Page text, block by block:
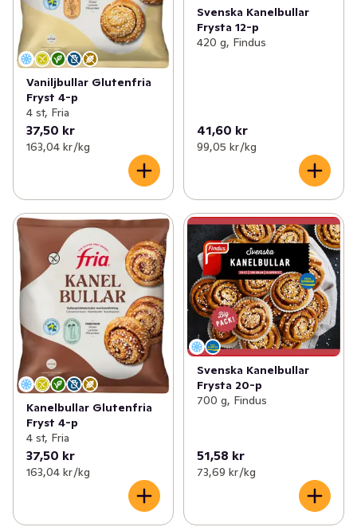
✓ Korv- & hamburgerbröd
✓ Tilltugg (48)
✓ Deg & bak (15)
✓ Mjuka kakor & muffins (28)
✓ Frysta tårtor (9)
✓ Färska tårtor & efterrätter
✓ Frysta desserter & pajer
✓ Tårtbotten
Vaniljbullar Glutenfria
Fryst 4-p
4 st, Fria
37,50 kr
163,04 kr /kg
Svenska Kanelbullar
Frysta 12-p
420 g, Findus
41,60 kr
99,05 kr /kg
Kanelbullar Glutenfria
Fryst 4-p
4 st, Fria
37,50 kr
163,04 kr /kg
Svenska Kanelbullar
Frysta 20-p
700 g, Findus
51,58 kr
73,69 kr /kg